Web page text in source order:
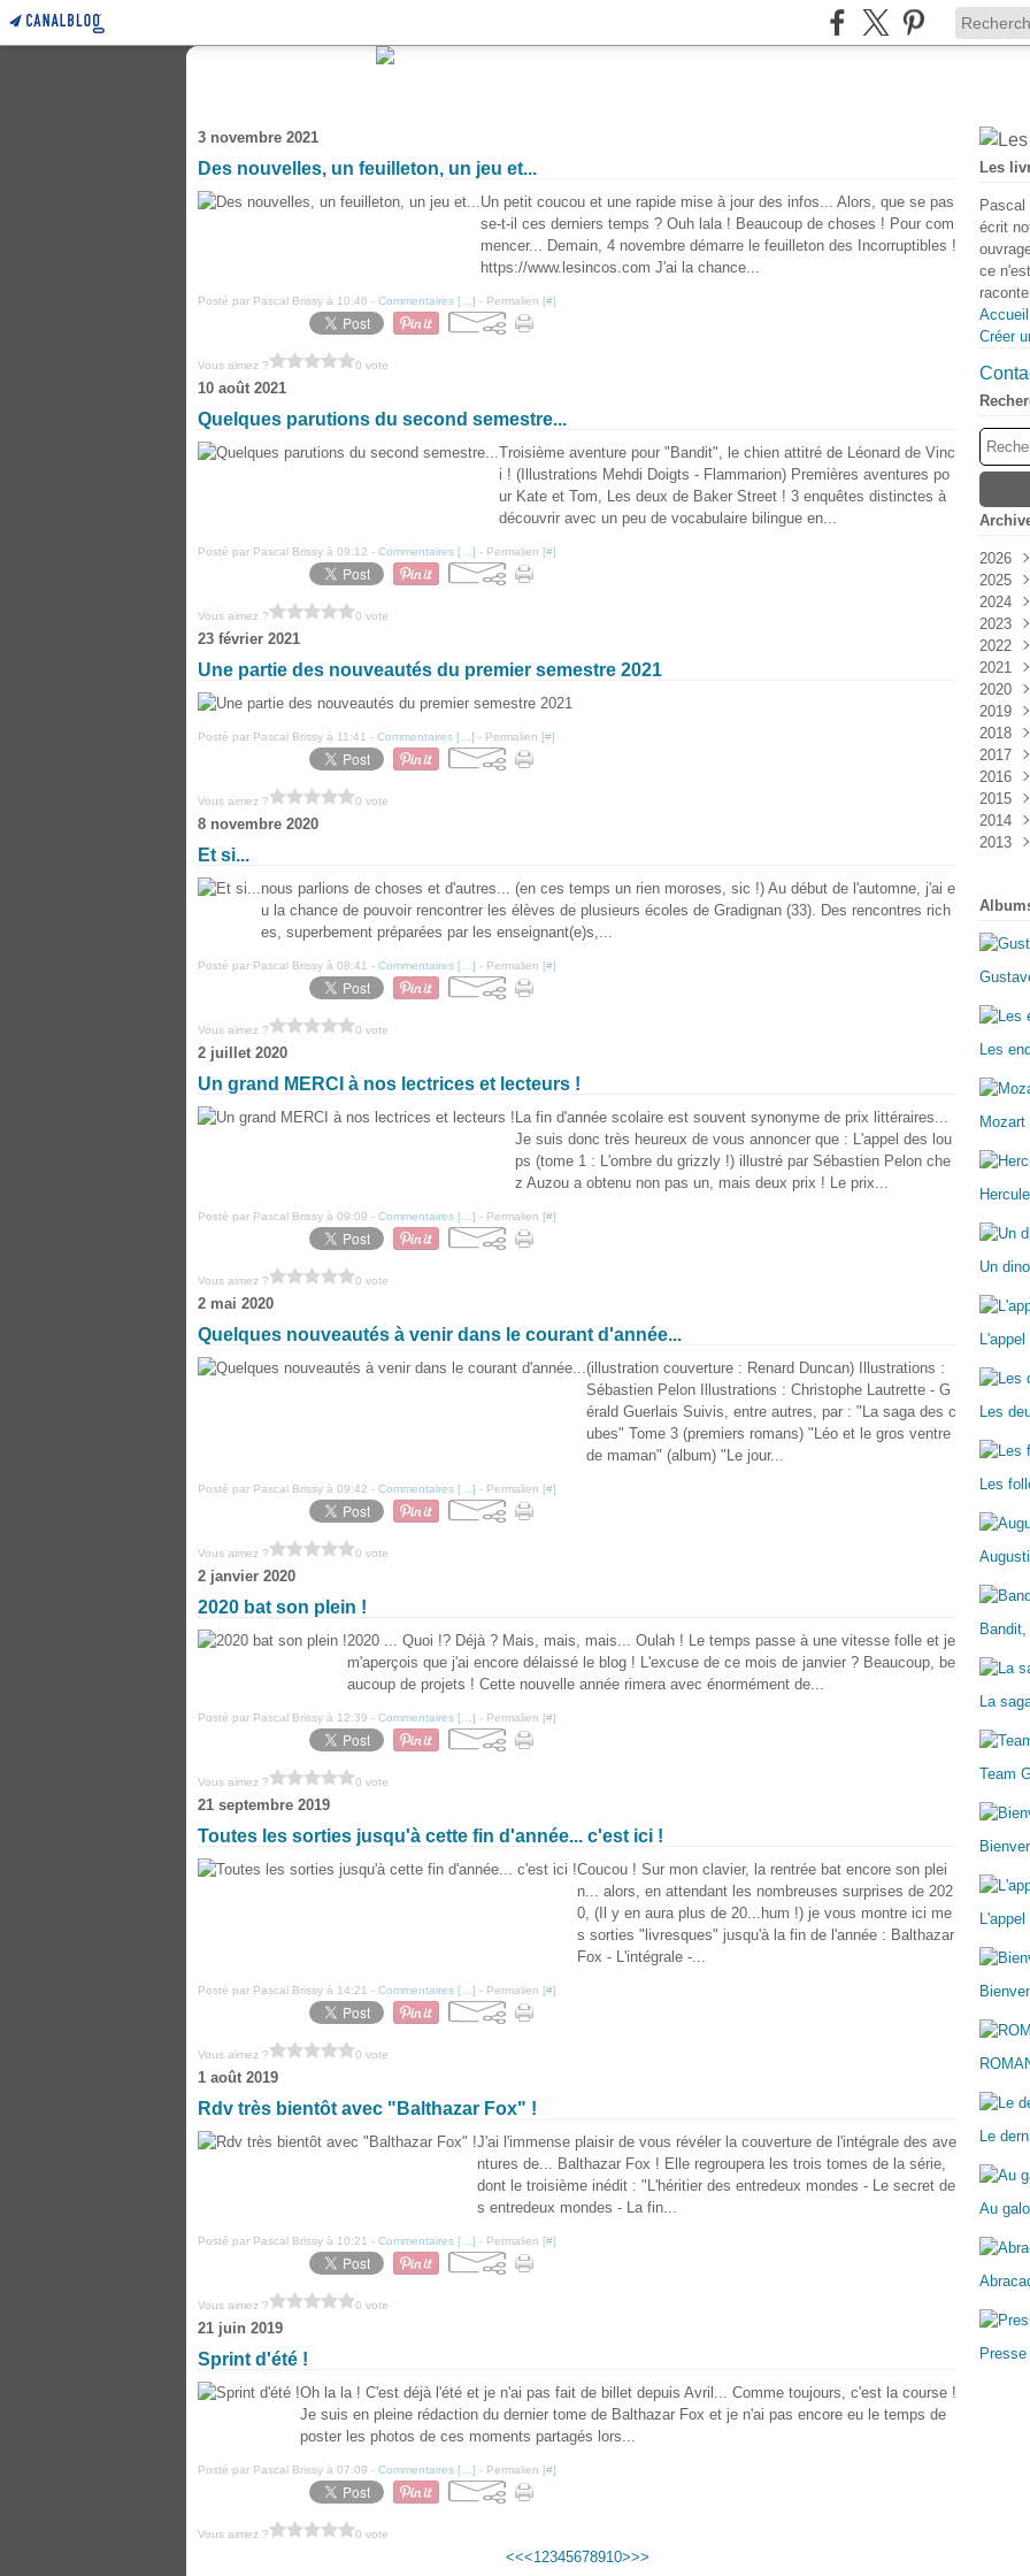
3 novembre 2021
Des nouvelles, un feuilleton, un jeu et...
Un petit coucou et une rapide mise à jour des infos... Alors, que se pas
se-t-il ces derniers temps ? Ouh lala ! Beaucoup de choses ! Pour com
mencer... Demain, 4 novembre démarre le feuilleton des Incorruptibles !
https://www.lesincos.com J'ai la chance...
Posté par Pascal Brissy à 10:46 - Commentaires [ ] - Permalien [#]
Vous aimez ? 0 vote
10 août 2021
Quelques parutions du second semestre...
Troisième aventure pour "Bandit", le chien attitré de Léonard de Vinc
i ! (Illustrations Mehdi Doigts - Flammarion) Premières aventures po
ur Kate et Tom, Les deux de Baker Street ! 3 enquêtes distinctes à
découvrir avec un peu de vocabulaire bilingue en...
Posté par Pascal Brissy à 09:12 - Commentaires [ ] - Permalien [#]
Vous aimez ? 0 vote
23 février 2021
Une partie des nouveautés du premier semestre 2021
Posté par Pascal Brissy à 11:41 - Commentaires [ ] - Permalien [#]
Vous aimez ? 0 vote
8 novembre 2020
Et si...
nous parlions de choses et d'autres... (en ces temps un rien moroses, sic !) Au début de l'automne, j'ai e
u la chance de pouvoir rencontrer les élèves de plusieurs écoles de Gradignan (33). Des rencontres rich
es, superbement préparées par les enseignant(e)s,...
Posté par Pascal Brissy à 08:41 - Commentaires [ ] - Permalien [#]
Vous aimez ? 0 vote
2 juillet 2020
Un grand MERCI à nos lectrices et lecteurs !
La fin d'année scolaire est souvent synonyme de prix littéraires...
Je suis donc très heureux de vous annoncer que : L'appel des lou
ps (tome 1 : L'ombre du grizzly !) illustré par Sébastien Pelon che
z Auzou a obtenu non pas un, mais deux prix ! Le prix...
Posté par Pascal Brissy à 09:09 - Commentaires [ ] - Permalien [#]
Vous aimez ? 0 vote
2 mai 2020
Quelques nouveautés à venir dans le courant d'année...
(illustration couverture : Renard Duncan) Illustrations :
Sébastien Pelon Illustrations : Christophe Lautrette - G
érald Guerlais Suivis, entre autres, par : "La saga des c
ubes" Tome 3 (premiers romans) "Léo et le gros ventre
de maman" (album) "Le jour...
Posté par Pascal Brissy à 09:42 - Commentaires [ ] - Permalien [#]
Vous aimez ? 0 vote
2 janvier 2020
2020 bat son plein !
2020 ... Quoi !? Déjà ? Mais, mais, mais... Oulah ! Le temps passe à une vitesse folle et je
m'aperçois que j'ai encore délaissé le blog ! L'excuse de ce mois de janvier ? Beaucoup, be
aucoup de projets ! Cette nouvelle année rimera avec énormément de...
Posté par Pascal Brissy à 12:39 - Commentaires [ ] - Permalien [#]
Vous aimez ? 0 vote
21 septembre 2019
Toutes les sorties jusqu'à cette fin d'année... c'est ici !
Coucou ! Sur mon clavier, la rentrée bat encore son plei
n... alors, en attendant les nombreuses surprises de 202
0, (Il y en aura plus de 20...hum !) je vous montre ici me
s sorties "livresques" jusqu'à la fin de l'année : Balthazar
Fox - L'intégrale -...
Posté par Pascal Brissy à 14:21 - Commentaires [ ] - Permalien [#]
Vous aimez ? 0 vote
1 août 2019
Rdv très bientôt avec "Balthazar Fox" !
J'ai l'immense plaisir de vous révéler la couverture de l'intégrale des ave
ntures de... Balthazar Fox ! Elle regroupera les trois tomes de la série,
dont le troisième inédit : "L'héritier des entredeux mondes - Le secret de
s entredeux mondes - La fin...
Posté par Pascal Brissy à 10:21 - Commentaires [ ] - Permalien [#]
Vous aimez ? 0 vote
21 juin 2019
Sprint d'été !
Oh la la ! C'est déjà l'été et je n'ai pas fait de billet depuis Avril... Comme toujours, c'est la course !
Je suis en pleine rédaction du dernier tome de Balthazar Fox et je n'ai pas encore eu le temps de
poster les photos de ces moments partagés lors...
Posté par Pascal Brissy à 07:09 - Commentaires [ ] - Permalien [#]
Vous aimez ? 0 vote
<<<12345678910>>>
Les
Pascal
écrit
ce
Créer
2026
2025
Mai
2024
Juin
2023
2022
Août
Mai
Mars
2021
Août
2020
Mai
2019
Août
Juin
Avril
Mars
2018
Juin
Avril
2017
Août
2016
Août
Juin
2015
2014
Mai
2013
Mai
Les
Mozart
Hercule
Un
Les
Les
La
Team
Le
Au